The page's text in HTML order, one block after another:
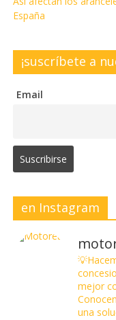
España
¡suscríbete a
Email
en Instagram
mejor
una